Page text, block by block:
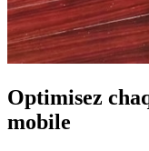
Optimisez
mobile